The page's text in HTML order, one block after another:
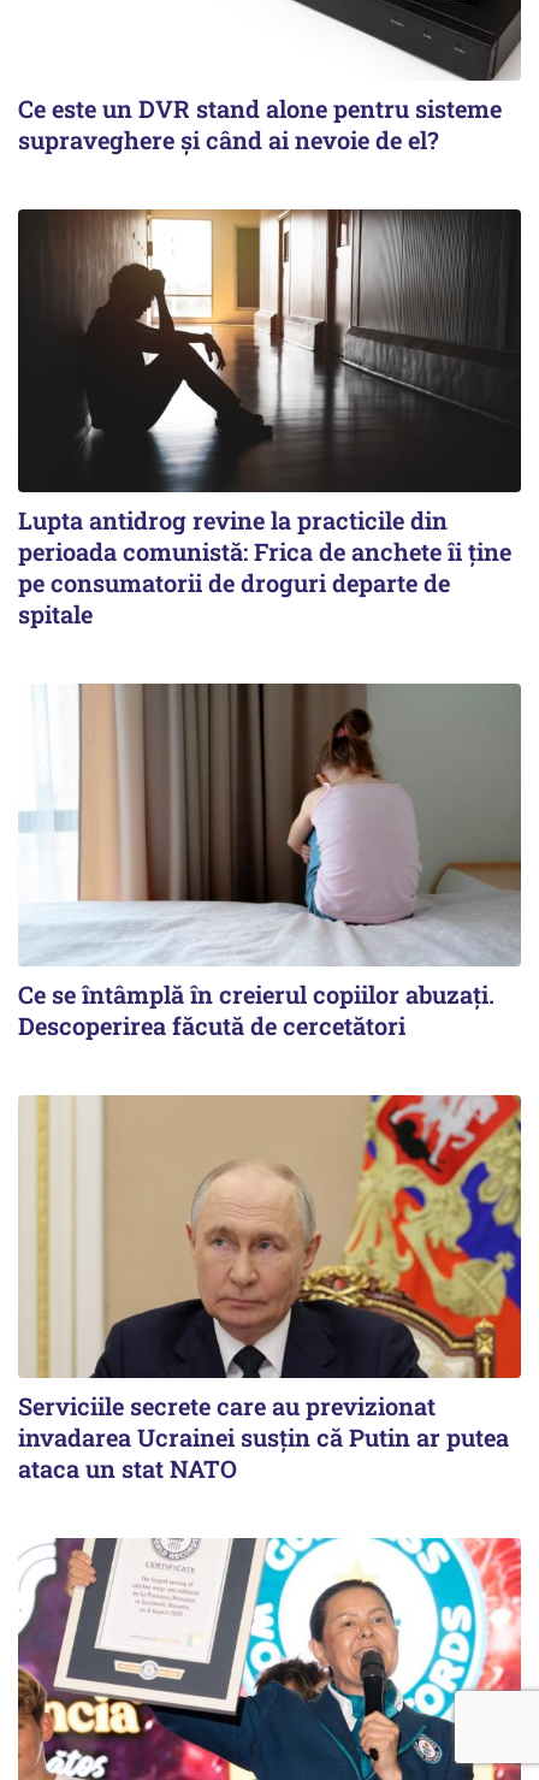
Ce este un DVR stand alone pentru sisteme
supraveghere și când ai nevoie de el?
Lupta antidrog revine la practicile din
perioada comunistă: Frica de anchete îi ține
pe consumatorii de droguri departe de
spitale
Ce se întâmplă în creierul copiilor abuzați.
Descoperirea făcută de cercetători
Serviciile secrete care au previzionat
invadarea Ucrainei susțin că Putin ar putea
ataca un stat NATO